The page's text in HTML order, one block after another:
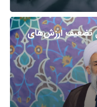
تضعیف ارزش‌های